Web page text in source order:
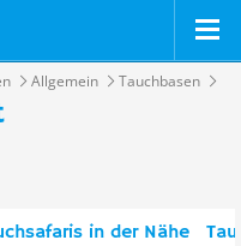
Allgemein Tauchbasen
in der Nähe